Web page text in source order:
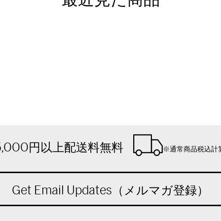
円以上配送料無料 ※通常商品税込計
Get Email Updates（メルマガ登録）